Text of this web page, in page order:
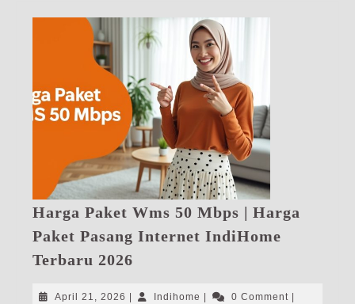
Harga Paket Wms 50 Mbps | Harga
Paket Pasang Internet IndiHome
Terbaru 2026
Wms
April 21, 2026 April
Indihome Indihome0 Comment